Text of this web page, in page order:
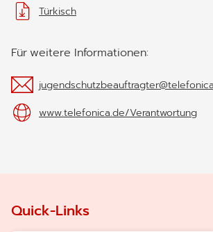
Türkisch
Für weitere Informationen:
www.telefonica.de/Verantwortung
Quick-Links